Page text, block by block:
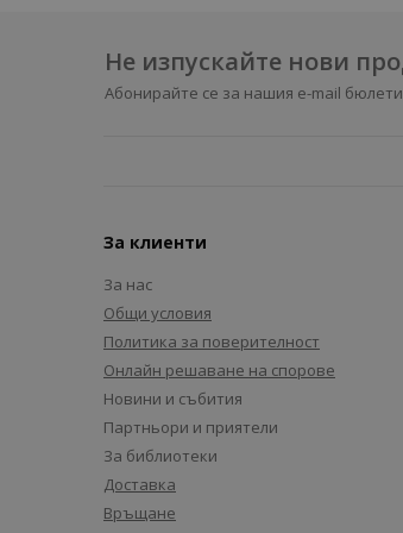
Не изпускайте нови
Абонирайте се за нашия e-mail
За клиенти
За нас
Общи условия
Политика за поверителност
Онлайн решаване на спорове
Новини и събития
Партньори и приятели
За библиотеки
Доставка
Връщане